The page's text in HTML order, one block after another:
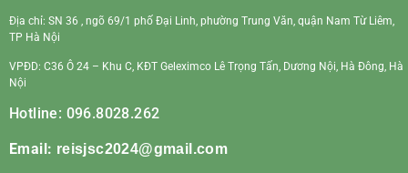
Địa chỉ: SN 36 , ngõ 69/1 phố Đại Linh, phường Trung Văn, quận Nam Từ Liêm,
TP Hà Nội
VPĐD: C36 Ô 24 – Khu C, KĐT Geleximco Lê Trọng Tấn, Dương Nội, Hà Đông, Hà
Nội
Hotline: 096.8028.262
Email: reisjsc2024@gmail.com